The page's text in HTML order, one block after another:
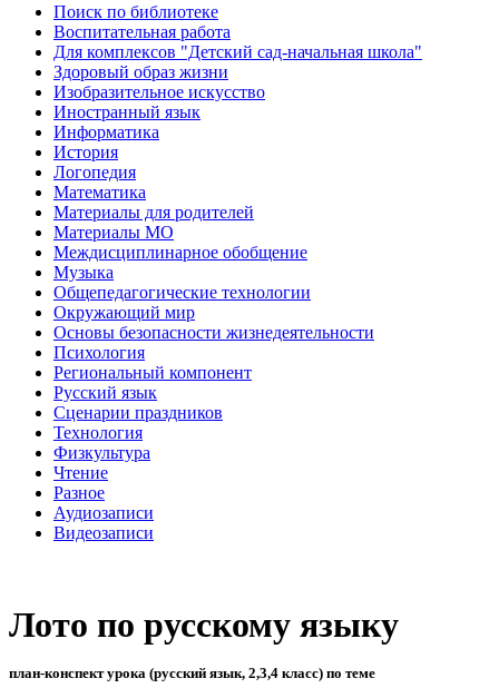
Поиск по библиотеке
Воспитательная работа
Для комплексов "Детский сад-начальная школа"
Здоровый образ жизни
Изобразительное искусство
Иностранный язык
Информатика
История
Логопедия
Математика
Материалы для родителей
Материалы МО
Междисциплинарное обобщение
Музыка
Общепедагогические технологии
Окружающий мир
Основы безопасности жизнедеятельности
Психология
Региональный компонент
Русский язык
Сценарии праздников
Технология
Физкультура
Чтение
Разное
Аудиозаписи
Видеозаписи
Лото по русскому языку
план-конспект урока (русский язык, 2,3,4 класс) по теме